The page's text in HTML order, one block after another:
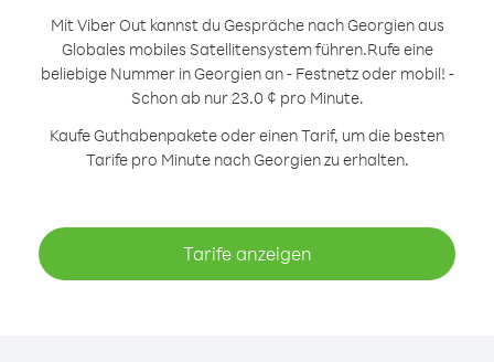
Mit Viber Out kannst du Gespräche nach Georgien aus
Globales mobiles Satellitensystem führen.Rufe eine
beliebige Nummer in Georgien an - Festnetz oder mobil! -
Schon ab nur 23.0 ¢ pro Minute.
Kaufe Guthabenpakete oder einen Tarif, um die besten
Tarife pro Minute nach Georgien zu erhalten.
Tarife anzeigen